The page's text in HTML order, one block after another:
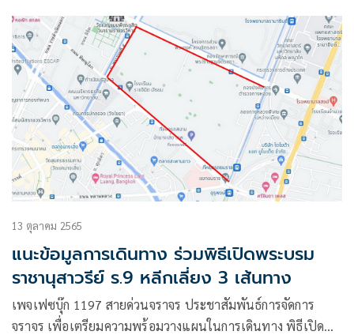
กุศล พระบาทสมเด็จพระบรมชนกาธิเบศร มหาภูมิพลอดุลยเดช
มหาราช บรมนาถบพิตร เนื่องในวันนวมินทรมหาราช
13 ตุลาคม 2565
แนะข้อมูลการเดินทาง ร่วมพิธีเปิดพระบรม
ราชานุสาวรีย์ ร.9 หลีกเลี่ยง 3 เส้นทาง
เพจเฟซบุ๊ก 1197 สายด่วนจราจร ประชาสัมพันธ์การจัดการ
จราจร เพื่อเตรียมความพร้อมวางแผนในการเดินทาง พิธีเปิด